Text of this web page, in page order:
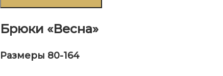
Брюки
Брюки «Весна»
Размеры 80-164